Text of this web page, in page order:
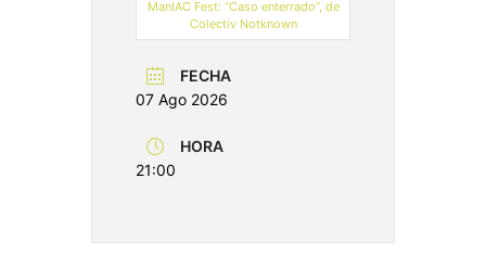
ManIAC Fest: “Caso enterrado”, de
Colectiv Notknown
FECHA
07 Ago 2026
HORA
21:00